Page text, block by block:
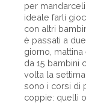
per
ideale farli
con altri
è passati a
giorno,
da 15 bambini
volta la
sono i corsi di
coppie: quelli